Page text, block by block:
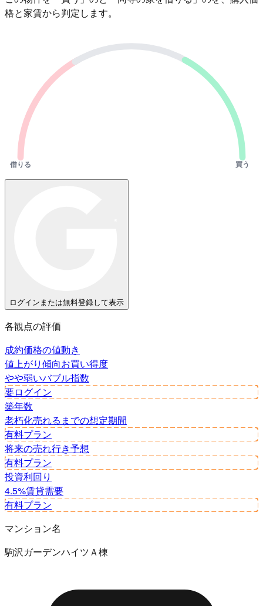
格と家賃から判定します。
借りる 買う
ログインまたは無料登録して表示
各観点の評価
成約価格の値動き
値上がり傾向お買い得度
やや弱いバブル指数
要ログイン
築年数
老朽化売れるまでの想定期間
有料プラン
将来の売れ行き予想
有料プラン
投資利回り
4.5%賃貸需要
有料プラン
マンション名
駒沢ガーデンハイツＡ棟